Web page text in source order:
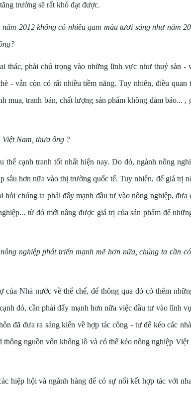
trưởng sẽ rất khó đạt được.
2012 không có nhiều gam màu tươi sáng như năm
thác, phải chú trọng vào những lĩnh vực như thuỷ sản -
- vẫn còn có rất nhiều tiềm năng. Tuy nhiên, điều quan
mua, tranh bán, chất lượng sản phẩm không đảm bảo... ,
Việt Nam, thưa ông ?
cạnh tranh tốt nhất hiện nay. Do đó, ngành nông
sâu hơn nữa vào thị trường quốc tế. Tuy nhiên, để giá trị
hỏi chúng ta phải đẩy mạnh đầu tư vào nông nghiệp, đưa
từ đó mới nâng được giá trị của sản phẩm để
nghiệp phát triển mạnh mẽ hơn nữa, chúng ta cần
của Nhà nước về thể chế, để thông qua đó có thêm
đó, cần phải đẩy mạnh hơn nữa việc đầu tư vào lĩnh
đã đưa ra sáng kiến về hợp tác công - tư để kéo các
nguồn vốn khổng lồ và có thể kéo nông nghiệp Việt
hiệp hội và ngành hàng để có sự nối kết hợp tác với